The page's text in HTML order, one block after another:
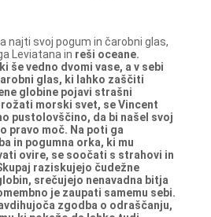
najti svoj pogum in čarobni glas,
Leviatana in reši oceane.
še vedno dvomi vase, a v sebi
glas, ki lahko zaščiti
globine pojavi strašni
morski svet, se Vincent
pustolovščino, da bi našel svoj
pravo moč. Na poti ga
in pogumna orka, ki mu
ovire, se soočati s strahovi in
raziskujejo čudežne
srečujejo nenavadna bitja
jezaupati samemu sebi.
zgodba o odraščanju,